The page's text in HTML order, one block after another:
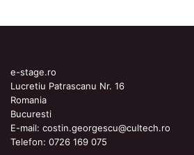
e-stage.ro
Lucretiu Patrascanu Nr. 16
Romania
Bucuresti
E-mail: costin.georgescu@cultech.ro
Telefon: 0726 169 075